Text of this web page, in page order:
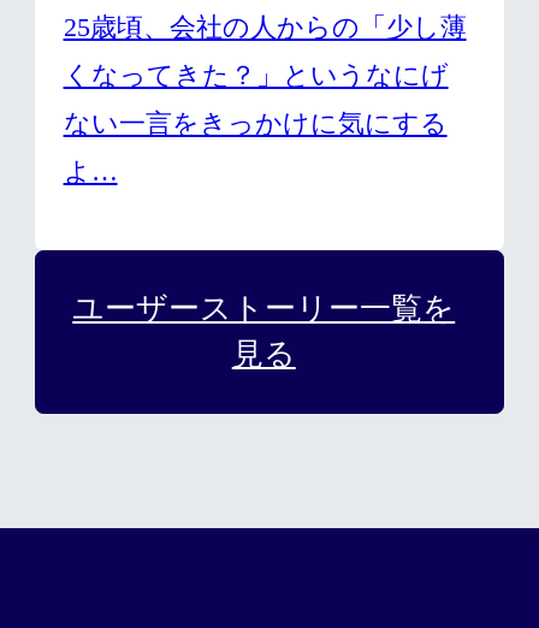
25歳頃、会社の人からの「少し薄
くなってきた？」というなにげ
ない一言をきっかけに気にする
よ…
ユーザーストーリー一覧を
見る